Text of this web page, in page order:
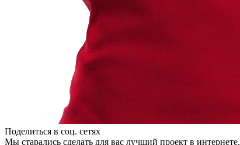
Поделиться в соц. сетях
Мы старались сделать для вас лучший проект в интернете.